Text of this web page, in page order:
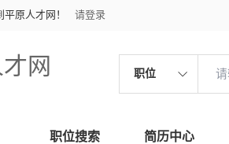
原人才网！ 请登录
网 职位
职位搜索 简历中心